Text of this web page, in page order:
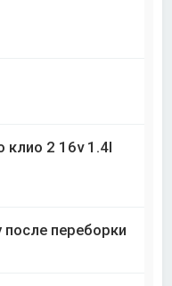
клио 2 16v 1.4l
переборки